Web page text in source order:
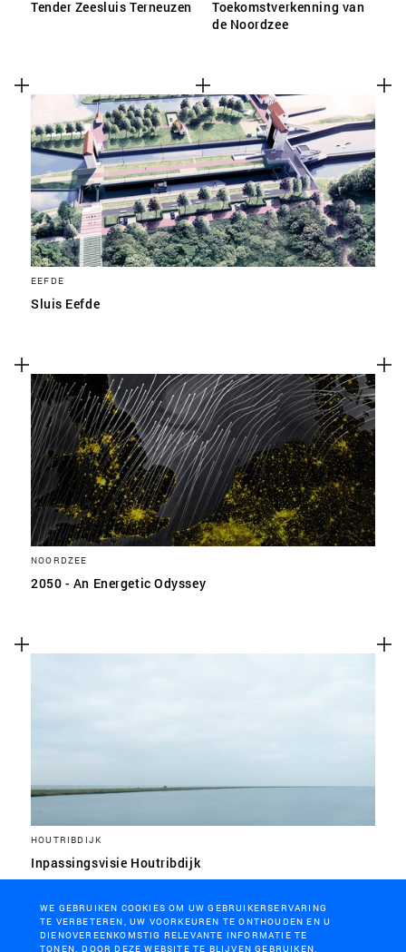
Tender Zeesluis Terneuzen
Toekomstverkenning van
de Noordzee
EEFDE
Sluis Eefde
NOORDZEE
2050 - An Energetic Odyssey
HOUTRIBDIJK
Inpassingsvisie Houtribdijk
WE GEBRUIKEN COOKIES OM UW GEBRUIKERSERVARING
TE VERBETEREN, UW VOORKEUREN TE ONTHOUDEN EN U
DIENOVEREENKOMSTIG RELEVANTE INFORMATIE TE
TONEN. DOOR DEZE WEBSITE TE BLIJVEN GEBRUIKEN,